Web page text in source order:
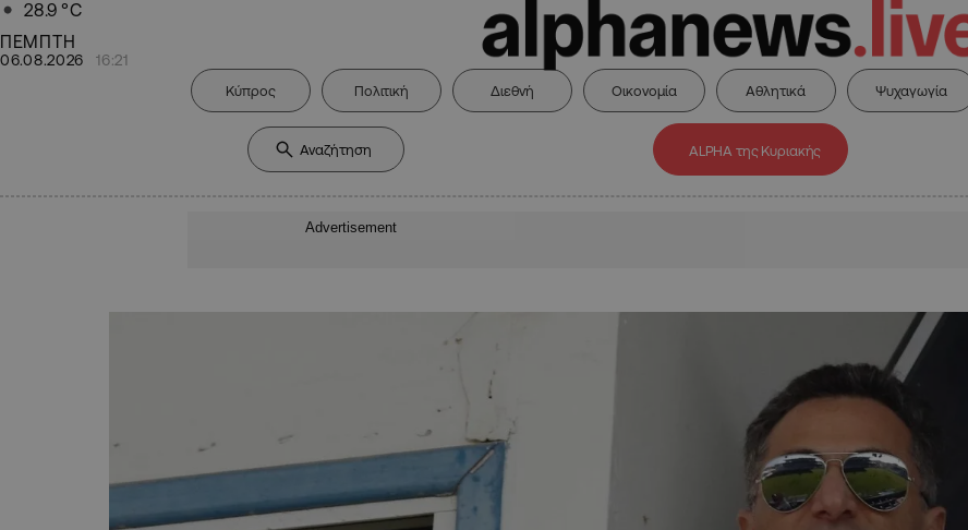
28.9 °C
ΠΕΜΠΤΗ
06.08.2026 16:21
Κύπρος Πολιτική Διεθνή Οικονομία Αθλητικά Ψυχαγωγία
ALPHA της Κυριακής
Advertisement